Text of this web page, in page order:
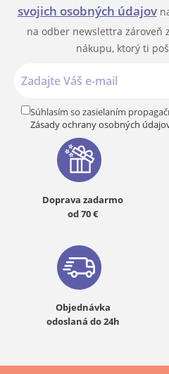
svojich osobných údajov
na odber newslettra zároveň
nákupu, ktorý ti
Súhlasím so zasielaním
Zásady ochrany osobných
Doprava zadarmo
od 70 €
Objednávka
odoslaná do 24h